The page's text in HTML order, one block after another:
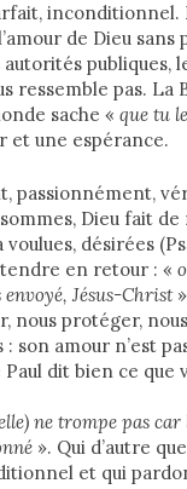
de Dieu sans
ressemble pas. La
sache « que tu
et une espérance.
passionnément,
Dieu fait
désirées
en retour : «
Jésus-Christ»
nous protéger,
: son amour n’est
Paul dit bien ce
ne trompe pas
». Qui d’autre
et qui